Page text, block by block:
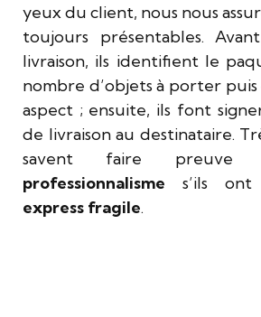
yeux du client, nous nous
toujours présentables.
livraison, ils identifient le
nombre d’objets à porter
aspect ; ensuite, ils font
de livraison au destinataire.
savent faire preuve
professionnalisme s’ils
express fragile.